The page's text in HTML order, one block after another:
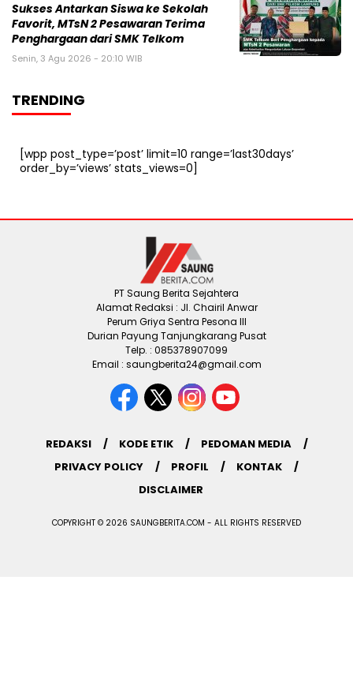
Sukses Antarkan Siswa ke Sekolah
Favorit, MTsN 2 Pesawaran Terima
Penghargaan dari SMK Telkom
Senin, 3 Agu 2026 - 20:10 WIB
TRENDING
[wpp post_type=’post’ limit=10 range=’last30days’
order_by=’views’ stats_views=0]
PT Saung Berita Sejahtera
Alamat Redaksi : Jl. Chairil Anwar
Perum Griya Sentra Pesona III
Durian Payung Tanjungkarang Pusat
Telp. : 085378907099
Email : saungberita24@gmail.com
REDAKSI KODE ETIK
PEDOMAN MEDIA
PRIVACY POLICY
PROFIL
KONTAK
DISCLAIMER
COPYRIGHT © 2026 SAUNGBERITA.COM - ALL RIGHTS RESERVED